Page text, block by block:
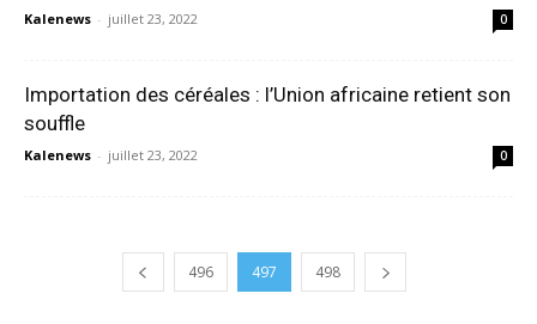
Kalenews - juillet 23, 2022 0
Importation des céréales : l’Union africaine retient son
souffle
Kalenews - juillet 23, 2022 0
496 497 498